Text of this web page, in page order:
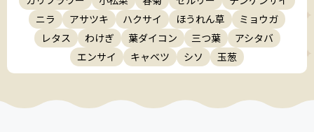
ニラ
アサツキ ハクサイ ほうれん草
ミョウガ
レタス
わけぎ 葉ダイコン 三つ葉
アシタバ
エンサイ
キャベツ シソ 玉葱